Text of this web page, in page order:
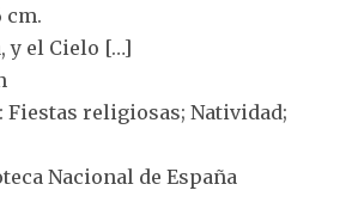
cm.
y el Cielo […]
: Fiestas religiosas; Natividad;
Nacional de España